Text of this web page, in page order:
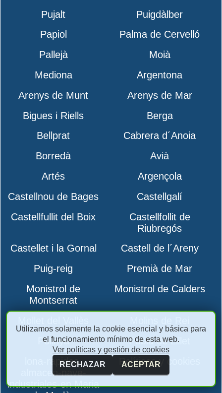
Pujalt
Puigdàlber
Papiol
Palma de Cervelló
Pallejà
Moià
Mediona
Argentona
Arenys de Munt
Arenys de Mar
Bigues i Riells
Berga
Bellprat
Cabrera d´Anoia
Borredà
Avià
Artés
Argençola
Castellnou de Bages
Castellgalí
Castellfullit del Boix
Castellfollit de
Riubregós
Castellet i la Gornal
Castell de l´Areny
Puig-reig
Premià de Mar
Monistrol de
Montserrat
Monistrol de Calders
Polinyà
Pobla de Lillet
lona-rapidas-
almacen-nave-
industriales-en Maria
Políticas y cookies
Utilizamos solamente la cookie esencial y básica para
el funcionamiento mínimo de esta web.
Ver políticas y gestión de cookies
RECHAZAR
ACEPTAR